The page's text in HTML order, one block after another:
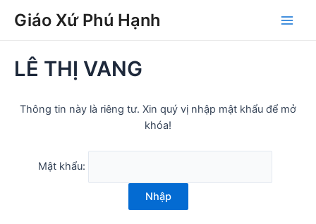
Giáo Xứ Phú Hạnh
Main
LÊ THỊ VANG
Thông tin này là riêng tư. Xin quý vị nhập mật khẩu để mở
khóa!
Mật khẩu:
Nhập
navigation